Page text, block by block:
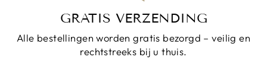
GRATIS VERZENDING
Alle bestellingen worden gratis bezorgd – veilig en
rechtstreeks bij u thuis.